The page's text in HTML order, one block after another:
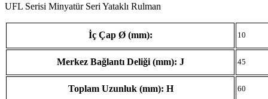
UFL Serisi Minyatür Seri Yataklı Rulman
İç Çap Ø (mm): 10
Merkez Bağlantı Deliği (mm): J 45
Toplam Uzunluk (mm): H 60